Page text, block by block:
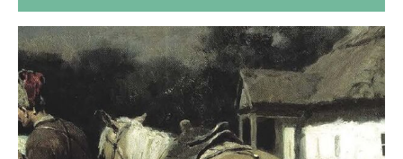
Digital-
Café
- Alle
14
Tage